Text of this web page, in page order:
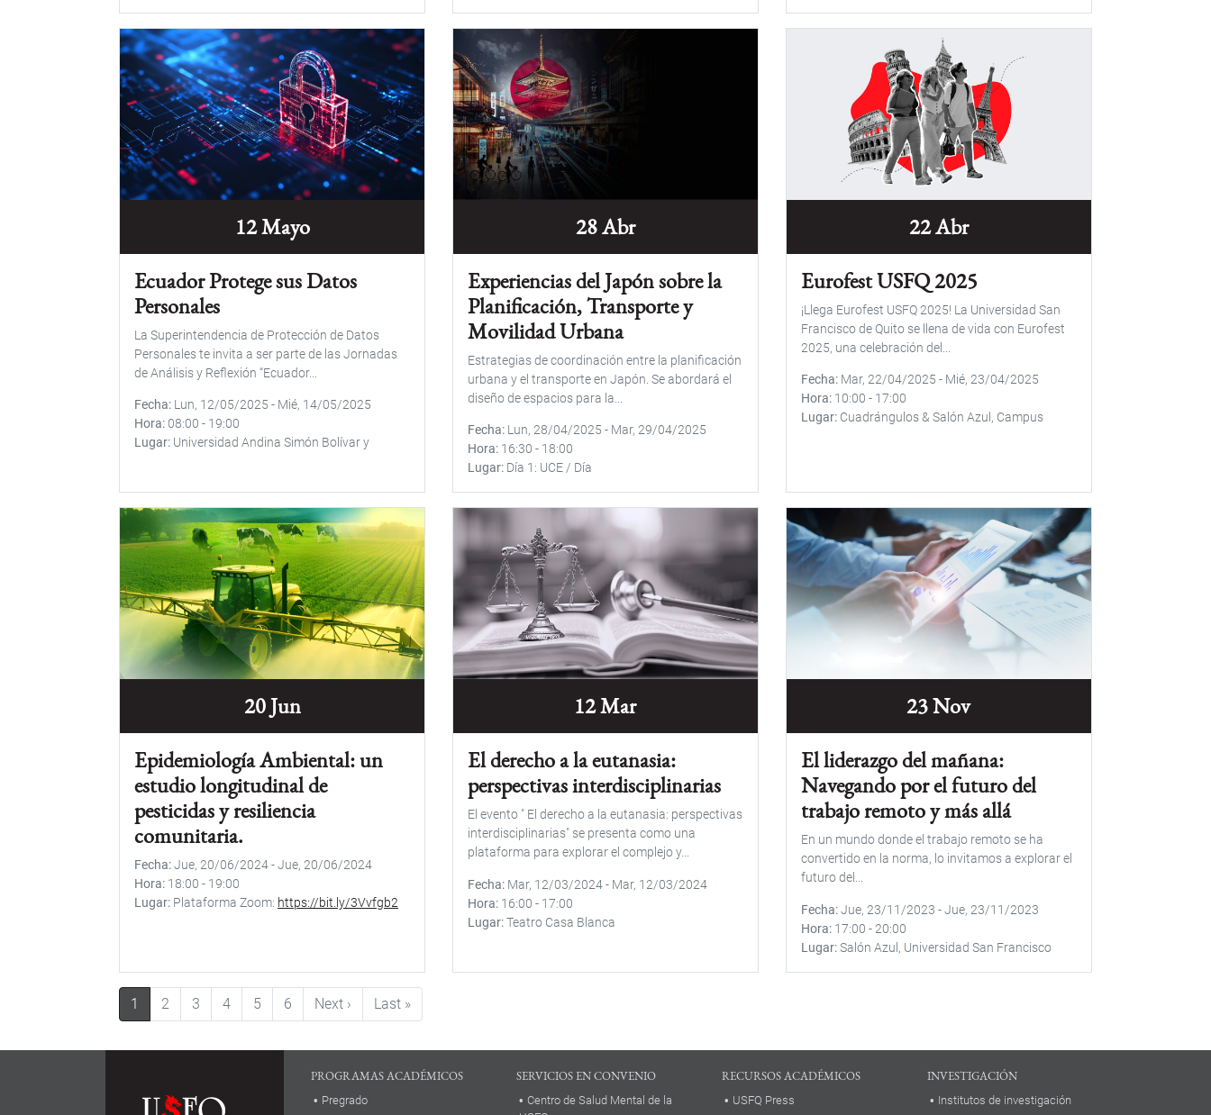
12 Mayo
Ecuador Protege sus Datos
Personales
La Superintendencia de Protección de Datos
Personales te invita a ser parte de las Jornadas
de Análisis y Reflexión “Ecuador...
Fecha Lun, 12/05/2025 - Mié, 14/05/2025
Hora 08:00 - 19:00
Lugar Universidad Andina Simón Bolívar y
28 Abr
Experiencias del Japón sobre la
Planificación, Transporte y
Movilidad Urbana
Estrategias de coordinación entre la planificación
urbana y el transporte en Japón. Se abordará el
diseño de espacios para la...
Fecha Lun, 28/04/2025 - Mar, 29/04/2025
Hora 16:30 - 18:00
Lugar Día 1: UCE / Día
22 Abr
Eurofest USFQ 2025
¡Llega Eurofest USFQ 2025! La Universidad San
Francisco de Quito se llena de vida con Eurofest
2025, una celebración del...
Fecha Mar, 22/04/2025 - Mié, 23/04/2025
Hora 10:00 - 17:00
Lugar Cuadrángulos & Salón Azul, Campus
20 Jun
Epidemiología Ambiental: un
estudio longitudinal de
pesticidas y resiliencia
comunitaria.
Fecha Jue, 20/06/2024-Jue, 20/06/2024
Hora 18:00 - 19:00
Lugar Plataforma Zoom: https://bit.ly/3Vvfgb2
12 Mar
El derecho a la eutanasia:
perspectivas interdisciplinarias
El evento " El derecho a la eutanasia: perspectivas
interdisciplinarias" se presenta como una
plataforma para explorar el complejo y...
Fecha Mar, 12/03/2024- Mar, 12/03/2024
Hora 16:00 - 17:00
Lugar Teatro Casa Blanca
23 Nov
El liderazgo del mañana:
Navegando por el futuro del
trabajo remoto y más allá
En un mundo donde el trabajo remoto se ha
convertido en la norma, lo invitamos a explorar el
futuro del...
Fecha Jue, 23/11/2023 -Jue, 23/11/2023
Hora 17:00 - 20:00
Lugar Salón Azul, Universidad San Francisco
Paginación
1 2 3 4 5 6 Next › Siguiente página
Last »Última página
PROGRAMAS ACADÉMICOS
Pregrado
SERVICIOS EN CONVENIO
Centro de Salud Mental de la
RECURSOS ACADÉMICOS
USFQ Press
INVESTIGACIÓN
Institutos de investigación